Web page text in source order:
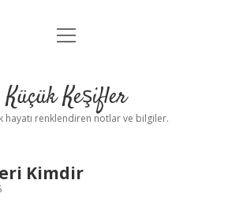
Anasayfa
Yasal Uyarı
menüyü
Küçük Keşifler
hayatı renklendiren notlar ve bilgiler.
Kimdir